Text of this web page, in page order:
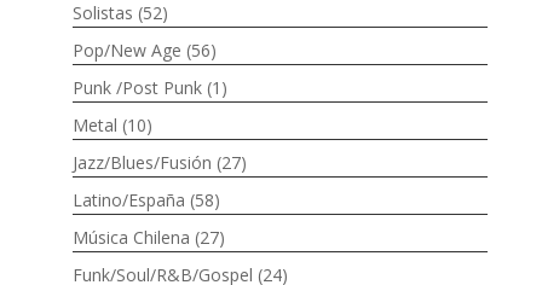
Solistas (52)
Pop/New Age (56)
Punk /Post Punk (1)
Metal (10)
Jazz/Blues/Fusión (27)
Latino/España (58)
Música Chilena (27)
Funk/Soul/R&B/Gospel (24)